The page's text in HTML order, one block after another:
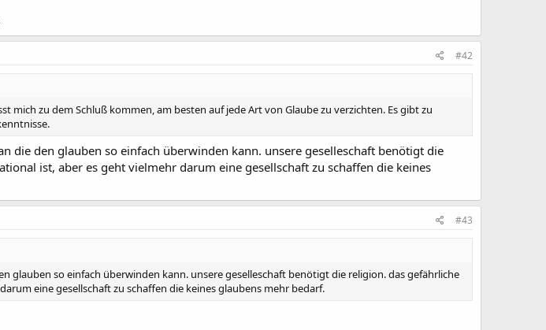
#42
mich zu dem Schluß kommen, am besten auf jede Art von Glaube zu verzichten. Es gibt zu
die den glauben so einfach überwinden kann. unsere geselleschaft benötigt die
ist, aber es geht vielmehr darum eine gesellschaft zu schaffen die keines
#43
glauben so einfach überwinden kann. unsere geselleschaft benötigt die religion. das gefährliche
eine gesellschaft zu schaffen die keines glaubens mehr bedarf.